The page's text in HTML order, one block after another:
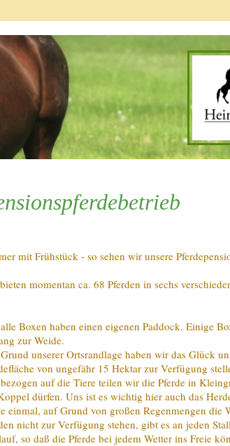
mit Frühstück - so sehen wir unsere
momentan ca. 68 Pferden in sechs
alle Boxen haben einen eigenen Paddock. Einige
zur Weide.
unserer Ortsrandlage haben wir das Glück
von ungefähr 15 Hektar zur Verfügung
auf die Tiere teilen wir die Pferde in
dürfen. Uns ist es wichtig hier auch das
einmal, auf Grund von großen Regenmengen die
nicht zur Verfügung stehen, gibt es an jeden
so daß die Pferde bei jedem Wetter ins Freie